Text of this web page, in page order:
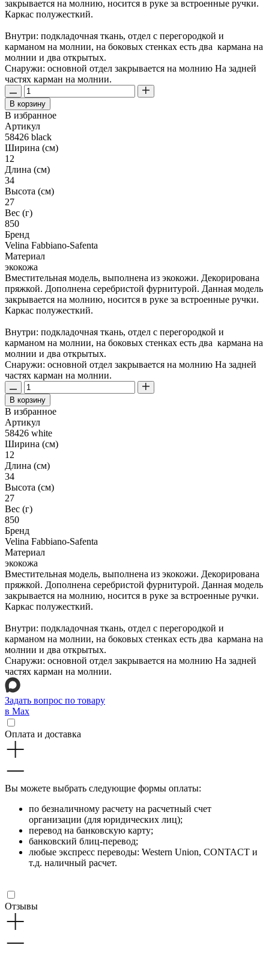
закрывается на молнию, носится в руке за встроенные ручки.
Каркас полужесткий.
Внутри: подкладочная ткань, отдел с перегородкой и
карманом на молнии, на боковых стенках есть два кармана на
молнии и два открытых.
Снаружи: основной отдел закрывается на молнию На задней
частях карман на молнии.
В корзину
В избранное
Артикул
58426 black
Ширина (см)
12
Длина (см)
34
Высота (см)
27
Вес (г)
850
Бренд
Velina Fabbiano-Safenta
Материал
экокожа
Вместительная модель, выполнена из экокожи. Декорирована
пряжкой. Дополнена серебристой фурнитурой. Данная модель
закрывается на молнию, носится в руке за встроенные ручки.
Каркас полужесткий.
Внутри: подкладочная ткань, отдел с перегородкой и
карманом на молнии, на боковых стенках есть два кармана на
молнии и два открытых.
Снаружи: основной отдел закрывается на молнию На задней
частях карман на молнии.
В корзину
В избранное
Артикул
58426 white
Ширина (см)
12
Длина (см)
34
Высота (см)
27
Вес (г)
850
Бренд
Velina Fabbiano-Safenta
Материал
экокожа
Вместительная модель, выполнена из экокожи. Декорирована
пряжкой. Дополнена серебристой фурнитурой. Данная модель
закрывается на молнию, носится в руке за встроенные ручки.
Каркас полужесткий.
Внутри: подкладочная ткань, отдел с перегородкой и
карманом на молнии, на боковых стенках есть два кармана на
молнии и два открытых.
Снаружи: основной отдел закрывается на молнию На задней
частях карман на молнии.
Задать вопрос по товару
в Max
Оплата и доставка
Вы можете выбрать следующие формы оплаты:
по безналичному расчету на расчетный счет
организации (для юридических лиц);
перевод на банковскую карту;
банковский блиц-перевод;
любые экспресс переводы: Western Union, CONTACT и
т.д. наличный расчет.
Отзывы